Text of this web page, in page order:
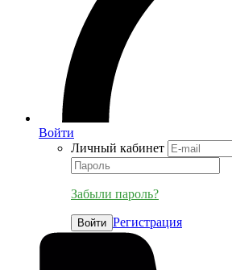
Войти
Личный кабинет
Забыли пароль?
Войти Регистрация